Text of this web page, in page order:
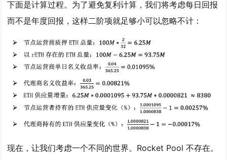
下面是计算过程。为了避免复利计算，我们将考虑每日回报
而不是年度回报，这样二阶项就足够小可以忽略不计：
现在，让我们考虑一个不同的世界。Rocket Pool 不存在。